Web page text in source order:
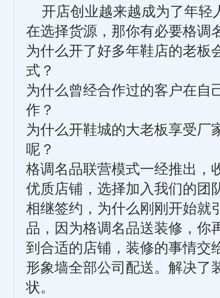
开店创业越来越成为了年轻
在选择货源，那你有必要格调
为什么开了好多年鞋店的老板
式？
为什么曾经合作过的客户在自
作？
为什么开鞋城的大老板享受厂
呢？
格调名品联营模式一经推出，
优质店铺，选择加入我们的团
相继签约，为什么刚刚开始就
品，因为格调名品送装修，你
到合适的店铺，装修的事情交
形象墙全部公司配送。解决了
状。